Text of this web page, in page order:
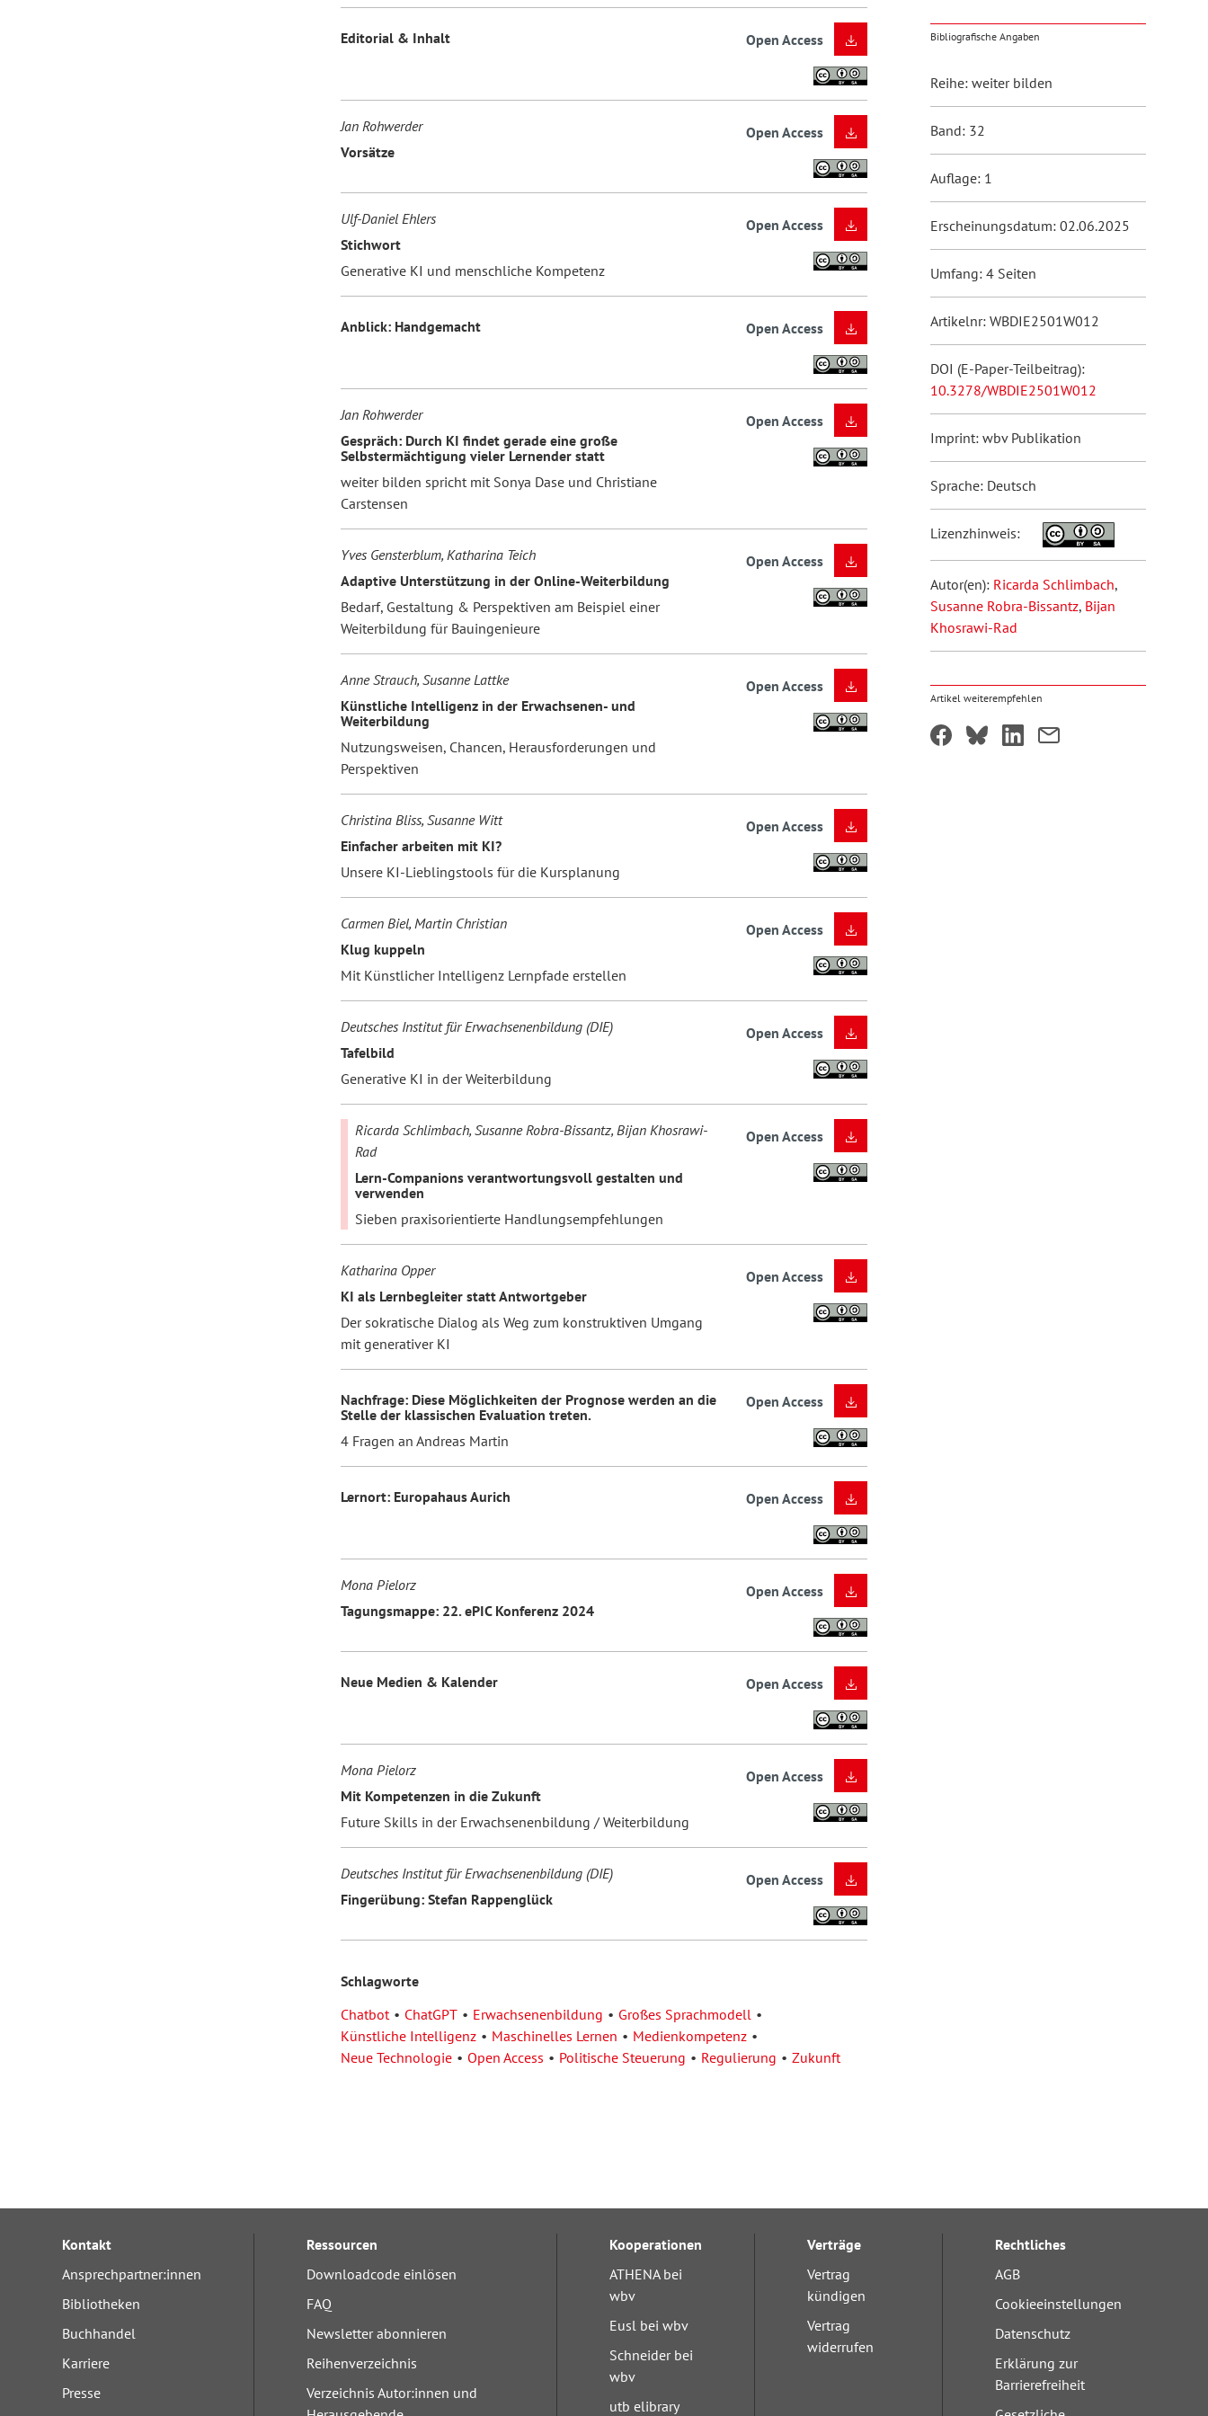
Editorial & Inhalt Open Access
Jan Rohwerder
Vorsätze
Open Access
Ulf-Daniel Ehlers
Stichwort
Generative KI und menschliche Kompetenz
Open Access
Anblick: Handgemacht Open Access
Jan Rohwerder
Gespräch: Durch KI findet gerade eine große
Selbstermächtigung vieler Lernender statt
weiter bilden spricht mit Sonya Dase und Christiane
Carstensen
Open Access
Yves Gensterblum, Katharina Teich
Adaptive Unterstützung in der Online-Weiterbildung
Bedarf, Gestaltung & Perspektiven am Beispiel einer
Weiterbildung für Bauingenieure
Open Access
Anne Strauch, Susanne Lattke
Künstliche Intelligenz in der Erwachsenen- und
Weiterbildung
Nutzungsweisen, Chancen, Herausforderungen und
Perspektiven
Open Access
Christina Bliss, Susanne Witt
Einfacher arbeiten mit KI?
Unsere KI-Lieblingstools für die Kursplanung
Open Access
Carmen Biel, Martin Christian
Klug kuppeln
Mit Künstlicher Intelligenz Lernpfade erstellen
Open Access
Deutsches Institut für Erwachsenenbildung (DIE)
Tafelbild
Generative KI in der Weiterbildung
Open Access
Ricarda Schlimbach, Susanne Robra-Bissantz, Bijan Khosrawi-
Rad
Lern-Companions verantwortungsvoll gestalten und
verwenden
Sieben praxisorientierte Handlungsempfehlungen
Open Access
Katharina Opper
KI als Lernbegleiter statt Antwortgeber
Der sokratische Dialog als Weg zum konstruktiven Umgang
mit generativer KI
Open Access
Nachfrage: Diese Möglichkeiten der Prognose werden an die
Stelle der klassischen Evaluation treten.
4 Fragen an Andreas Martin
Open Access
Lernort: Europahaus Aurich Open Access
Mona Pielorz
Tagungsmappe: 22. ePIC Konferenz 2024
Open Access
Neue Medien & Kalender Open Access
Mona Pielorz
Mit Kompetenzen in die Zukunft
Future Skills in der Erwachsenenbildung / Weiterbildung
Open Access
Deutsches Institut für Erwachsenenbildung (DIE)
Fingerübung: Stefan Rappenglück
Open Access
Schlagworte
Chatbot
ChatGPT Erwachsenenbildung
Großes Sprachmodell
Künstliche Intelligenz
Maschinelles Lernen
Medienkompetenz
Neue Technologie
Open Access Politische Steuerung Regulierung Zukunft
Bibliografische Angaben
Reihe: weiter bilden
Band: 32
Auflage: 1
Erscheinungsdatum: 02.06.2025
Umfang: 4 Seiten
Artikelnr: WBDIE2501W012
DOI (E-Paper-Teilbeitrag):
10.3278/WBDIE2501W012
Imprint: wbv Publikation
Sprache: Deutsch
Lizenzhinweis:
Autor(en): Ricarda Schlimbach,
Susanne Robra-Bissantz, Bijan
Khosrawi-Rad
Artikel weiterempfehlen
Kontakt
Ansprechpartner:innen
Bibliotheken
Buchhandel
Karriere
Presse
Ressourcen
Downloadcode einlösen
FAQ
Newsletter abonnieren
Reihenverzeichnis
Verzeichnis Autor:innen und
Kooperationen
ATHENA bei
wbv
Eusl bei wbv
Schneider bei
wbv
utb elibrary
Verträge
Vertrag
kündigen
Vertrag
widerrufen
Rechtliches
AGB
Cookieeinstellungen
Datenschutz
Erklärung zur
Barrierefreiheit